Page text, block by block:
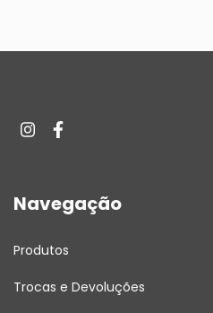
Navegação
Produtos
Trocas e Devoluções